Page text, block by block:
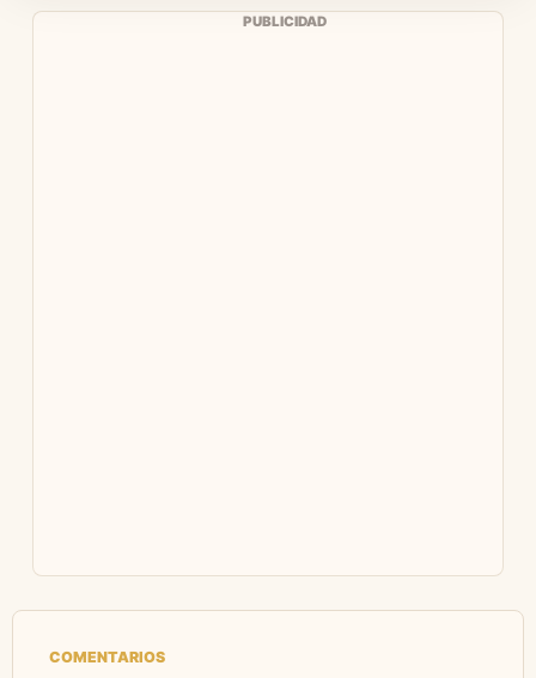
PUBLICIDAD
COMENTARIOS